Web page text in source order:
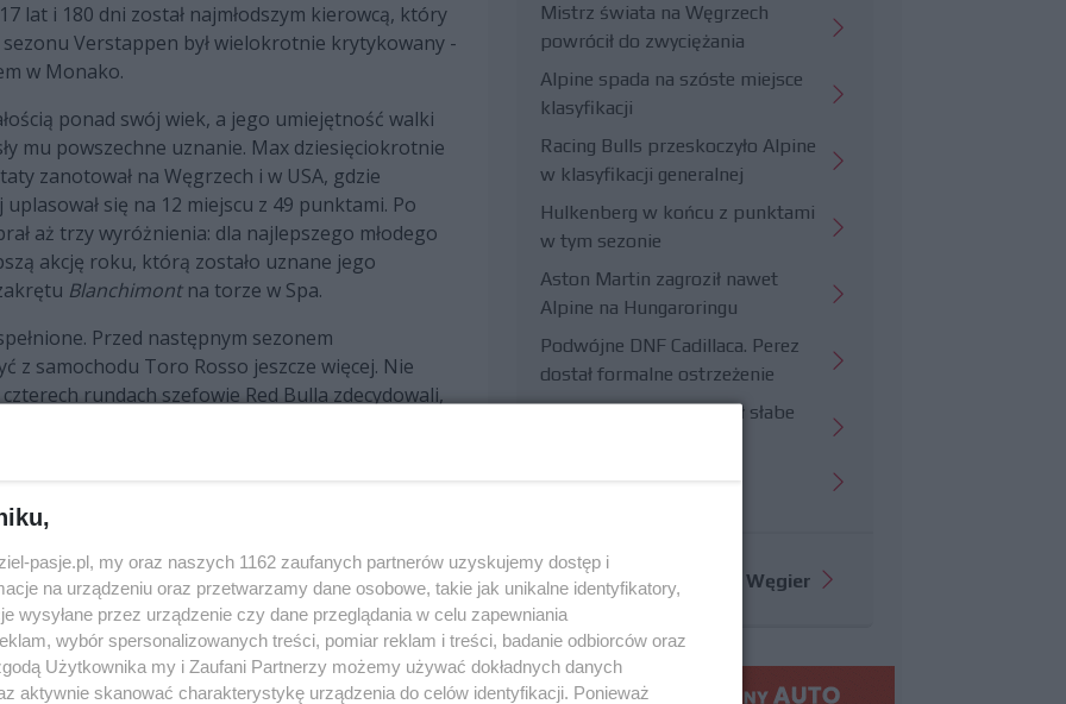
lat i 180 dni został najmłodszym kierowcą, który
Verstappen był wielokrotnie krytykowany -
w Monako.
ponad swój wiek, a jego umiejętność walki
mu powszechne uznanie. Max dziesięciokrotnie
zanotował na Węgrzech i w USA, gdzie
się na 12 miejscu z 49 punktami. Po
aż trzy wyróżnienia: dla najlepszego młodego
akcję roku, którą zostało uznane jego
Blanchimontna torze w Spa.
Przed następnym sezonem
z samochodu Toro Rosso jeszcze więcej. Nie
rundach szefowie Red Bulla zdecydowali,
ściganie w głównym teamie spod znaku byka
w swoim premierowym starcie dla nowego
kierowcą, który wygrał wyścig F1, prowadził
także pierwszym holenderskim zawodnikiem, który
sezonu jeszcze sześciokrotnie meldował się
umiejętności, a zwłaszcza w deszczowych
austriackiego bolidu, co odbijało się na wynikach
Mistrz świata na Węgrzech
powrócił do zwyciężania
Alpine spada na szóste miejsce
klasyfikacji
Racing Bulls przeskoczyło Alpine
w klasyfikacji generalnej
Hulkenberg w końcu z punktami
w tym sezonie
Aston Martin zagroził nawet
Alpine na Hungaroringu
Podwójne DNF Cadillaca. Perez
dostał formalne ostrzeżenie
Hungaroring potwierdził słabe
Więcej informacji o GP Węgier
pasje.pl, my oraz naszych 1162 zaufanych partnerów uzyskujemy dostęp i
na urządzeniu oraz przetwarzamy dane osobowe, takie jak unikalne identyfikatory,
wysyłane przez urządzenie czy dane przeglądania w celu zapewniania
wybór spersonalizowanych treści, pomiar reklam i treści, badanie odbiorców oraz
Użytkownika my i Zaufani Partnerzy możemy używać dokładnych danych
aktywnie skanować charakterystykę urządzenia do celów identyfikacji. Ponieważ